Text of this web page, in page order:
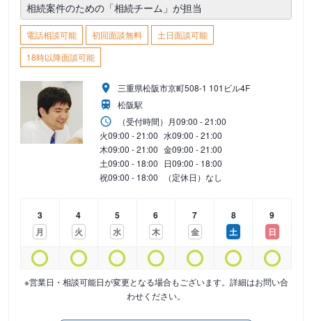
相続案件のための「相続チーム」が担当
電話相談可能 初回面談無料
土日面談可能
18時以降面談可能
三重県松阪市京町508-1 101ビル4F
松阪駅
（受付時間） 月09:00 - 21:00
火09:00 - 21:00 水09:00 - 21:00
木09:00 - 21:00 金09:00 - 21:00
土09:00 - 18:00 日09:00 - 18:00
祝09:00 - 18:00 （定休日）なし
3
月
4
火
5
水
6
木
7
金
8
土
9
日
※営業日・相談可能日が変更となる場合もございます。詳細はお問い合
わせください。